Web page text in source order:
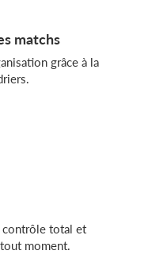
matchs
grâce à la
contrôle total et
moment.